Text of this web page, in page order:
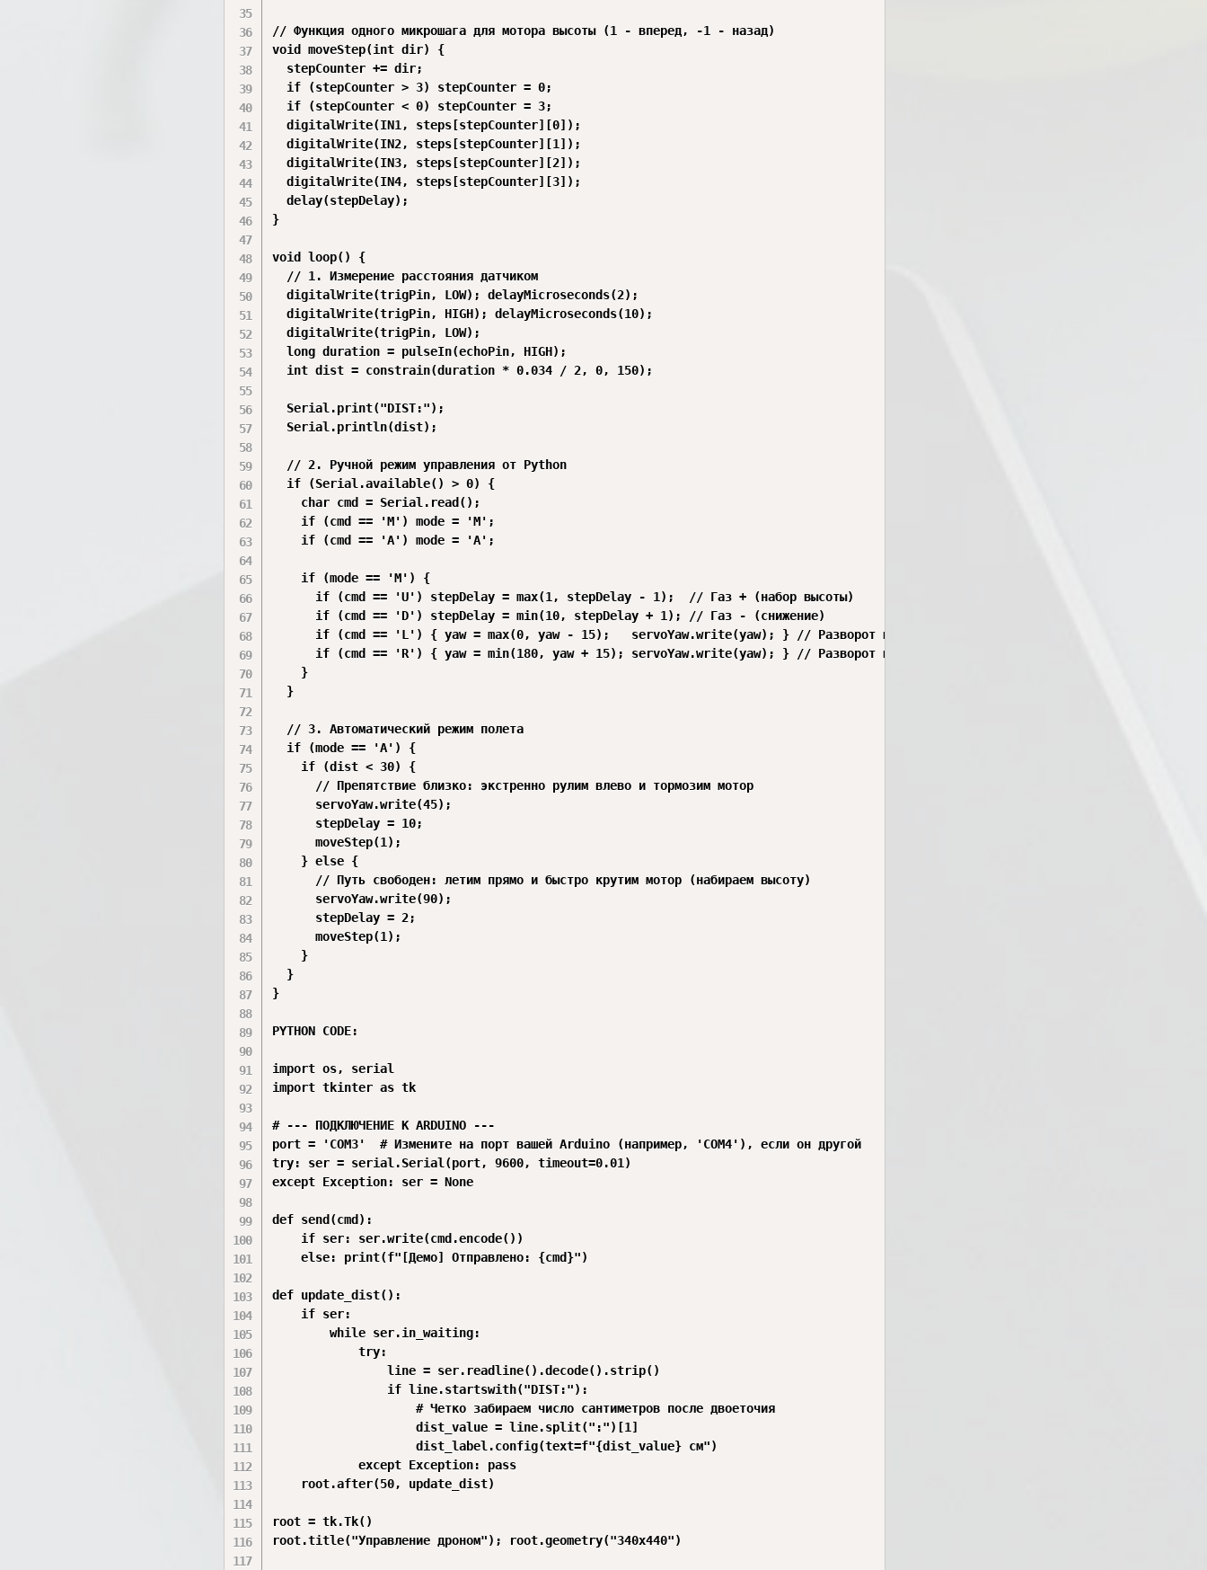
// Функция одного микрошага для мотора высоты (1 - вперед, -1 - назад)
void moveStep(int dir) {
  stepCounter += dir;
  if (stepCounter > 3) stepCounter = 0;
  if (stepCounter < 0) stepCounter = 3;
  digitalWrite(IN1, steps[stepCounter][0]);
  digitalWrite(IN2, steps[stepCounter][1]);
  digitalWrite(IN3, steps[stepCounter][2]);
  digitalWrite(IN4, steps[stepCounter][3]);
  delay(stepDelay);
}
void loop() {
  // 1. Измерение расстояния датчиком
  digitalWrite(trigPin, LOW); delayMicroseconds(2);
  digitalWrite(trigPin, HIGH); delayMicroseconds(10);
  digitalWrite(trigPin, LOW);
  long duration = pulseIn(echoPin, HIGH);
  int dist = constrain(duration * 0.034 / 2, 0, 150);
  Serial.print("DIST:");
  Serial.println(dist);
  // 2. Ручной режим управления от Python
  if (Serial.available() > 0) {
    char cmd = Serial.read();
    if (cmd == 'M') mode = 'M';
    if (cmd == 'A') mode = 'A';
    if (mode == 'M') {
      if (cmd == 'U') stepDelay = max(1, stepDelay - 1);  // Газ + (набор высоты)
      if (cmd == 'D') stepDelay = min(10, stepDelay + 1); // Газ - (снижение)
      if (cmd == 'L') { yaw = max(0, yaw - 15);   servoYaw.write(yaw); } // Разворот влево
      if (cmd == 'R') { yaw = min(180, yaw + 15); servoYaw.write(yaw); } // Разворот вправо
    }
  }
  // 3. Автоматический режим полета
  if (mode == 'A') {
    if (dist < 30) {
      // Препятствие близко: экстренно рулим влево и тормозим мотор
      servoYaw.write(45);
      stepDelay = 10;
      moveStep(1);
    } else {
      // Путь свободен: летим прямо и быстро крутим мотор (набираем высоту)
      servoYaw.write(90);
      stepDelay = 2;
      moveStep(1);
    }
  }
}
PYTHON CODE:
import os, serial
import tkinter as tk
# --- ПОДКЛЮЧЕНИЕ К ARDUINO ---
port = 'COM3'  # Измените на порт вашей Arduino (например, 'COM4'), если он другой
try: ser = serial.Serial(port, 9600, timeout=0.01)
except Exception: ser = None
def send(cmd):
    if ser: ser.write(cmd.encode())
    else: print(f"[Демо] Отправлено: {cmd}")
def update_dist():
    if ser:
        while ser.in_waiting:
            try:
                line = ser.readline().decode().strip()
                if line.startswith("DIST:"):
                    # Четко забираем число сантиметров после двоеточия
                    dist_value = line.split(":")[1]
                    dist_label.config(text=f"{dist_value} см")
            except Exception: pass
    root.after(50, update_dist)
root = tk.Tk()
root.title("Управление дроном"); root.geometry("340x440")